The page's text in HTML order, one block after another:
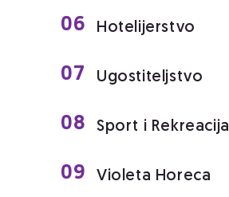
06 Hotelijerstvo
07 Ugostiteljstvo
08 Sport i Rekreacija
09 Violeta Horeca